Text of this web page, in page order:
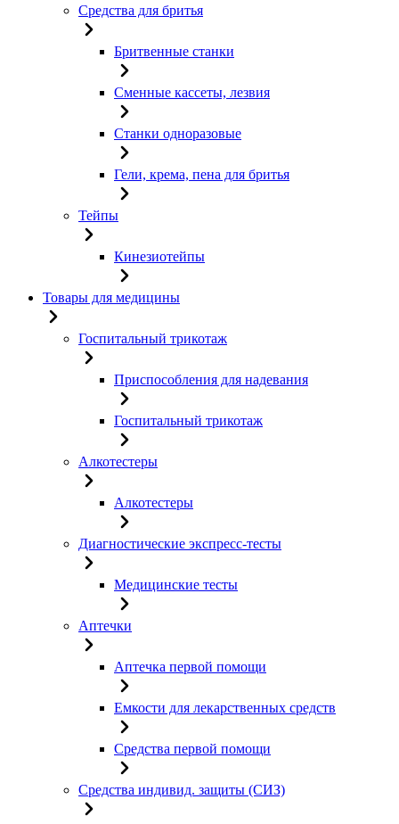
Средства для бритья
Бритвенные станки
Сменные кассеты, лезвия
Станки одноразовые
Гели, крема, пена для бритья
Тейпы
Кинезиотейпы
Товары для медицины
Госпитальный трикотаж
Приспособления для надевания
Госпитальный трикотаж
Алкотестеры
Алкотестеры
Диагностические экспресс-тесты
Медицинские тесты
Аптечки
Аптечка первой помощи
Емкости для лекарственных средств
Средства первой помощи
Средства индивид. защиты (СИЗ)